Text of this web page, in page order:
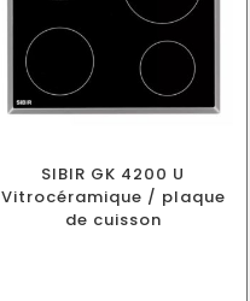
SIBIR GK 4200 U
Vitrocéramique / plaque
de cuisson